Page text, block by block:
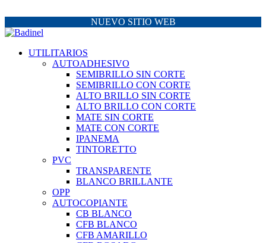
NUEVO SITIO WEB
UTILITARIOS
AUTOADHESIVO
SEMIBRILLO SIN CORTE
SEMIBRILLO CON CORTE
ALTO BRILLO SIN CORTE
ALTO BRILLO CON CORTE
MATE SIN CORTE
MATE CON CORTE
IPANEMA
TINTORETTO
PVC
TRANSPARENTE
BLANCO BRILLANTE
OPP
AUTOCOPIANTE
CB BLANCO
CFB BLANCO
CFB AMARILLO